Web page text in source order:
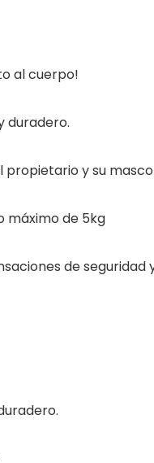
al cuerpo!
duradero.
propietario y su
máximo de 5kg
de seguridad